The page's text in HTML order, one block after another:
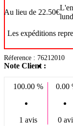
Au lieu de 22.50€
Les expéditions
Réference : 76212010
Note Client :
100.00 %
1 avis
0.00
0